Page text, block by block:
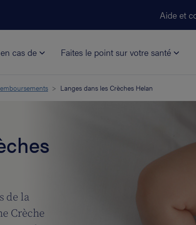
Aide et
cas de Faites le point sur votre santé
Langes dans les Crèches Helan
de la
Crèche